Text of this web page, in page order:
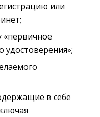
или
«первичное
удостоверения»;
в себе